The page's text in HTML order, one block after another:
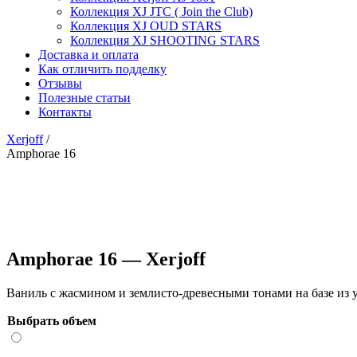
Коллекция XJ JTC ( Join the Club)
Коллекция XJ OUD STARS
Коллекция XJ SHOOTING STARS
Доставка и оплата
Как отличить подделку
Отзывы
Полезные статьи
Контакты
Xerjoff /
Amphorae 16
Amphorae 16 — Xerjoff
Ваниль с жасмином и землисто-древесными тонами на базе из
Выбрать объем